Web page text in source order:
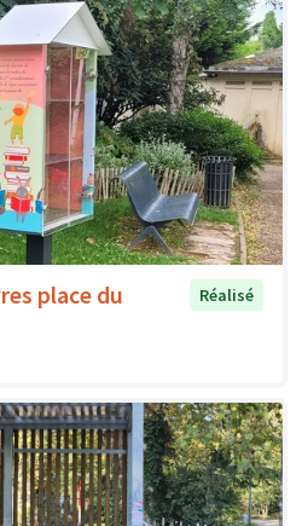
place du
Réalisé